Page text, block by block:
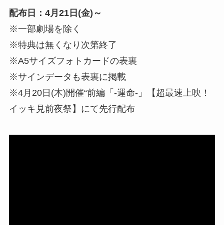
配布日：4月21日(金)～
※一部劇場を除く
※特典は無くなり次第終了
※A5サイズフォトカードの表裏
※サインデータも表裏に掲載
※4月20日(木)開催“前編「-運命-」【超最速上映！
イッキ見前夜祭】にて先行配布